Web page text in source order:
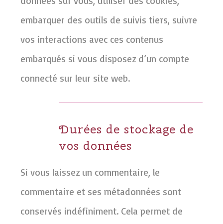
embarquer des outils de suivis tiers, suivre
vos interactions avec ces contenus
embarqués si vous disposez d’un compte
connecté sur leur site web.
Durées de stockage de
vos données
Si vous laissez un commentaire, le
commentaire et ses métadonnées sont
conservés indéfiniment. Cela permet de